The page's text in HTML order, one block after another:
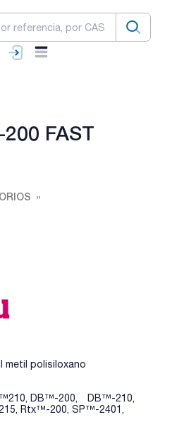
FAST
metil polisiloxano
DB™-200, DB™-210,
Rtx™-200, SP™-2401,